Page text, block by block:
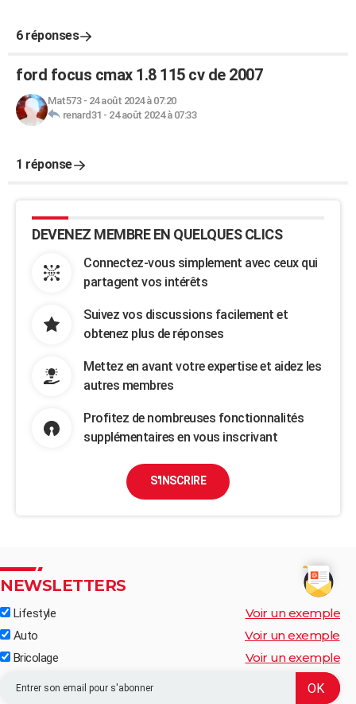
6 réponses
ford focus cmax 1.8 115 cv de 2007
Mat573- 24 août 2024 à 07:20
renard31 - 24 août 2024 à 07:33
1 réponse
DEVENEZ MEMBRE EN QUELQUES CLICS
Connectez-vous simplement avec ceux qui
partagent vos intérêts
Suivez vos discussions facilement et
obtenez plus de réponses
Mettez en avant votre expertise et aidez les
autres membres
Profitez de nombreuses fonctionnalités
supplémentaires en vous inscrivant
S'INSCRIRE
NEWSLETTERS
Lifestyle Voir un exemple
Auto Voir un exemple
Bricolage Voir un exemple